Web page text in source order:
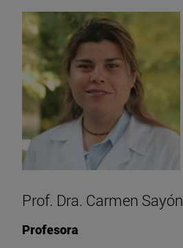
Prof. Dra. Carmen Sayón
Profesora